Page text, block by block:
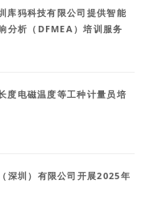
库犸科技有限公司提供智能
分析（DFMEA）培训服务
度电磁温度等工种计量员培
深圳）有限公司开展2025年